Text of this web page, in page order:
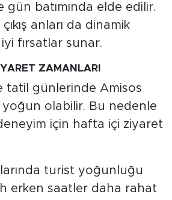
batımında elde edilir.
anları da dinamik
fırsatlar sunar.
ZAMANLARI
tatil günlerinde Amisos
olabilir. Bu nedenle
için hafta içi ziyaret
turist yoğunluğu
erken saatler daha rahat